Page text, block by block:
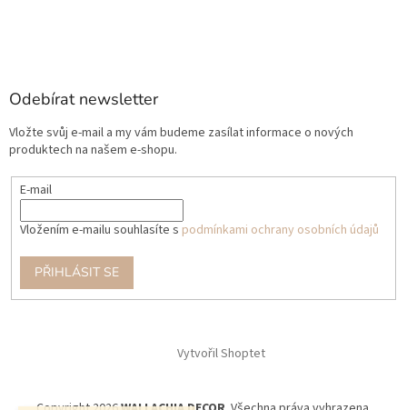
Odebírat newsletter
Vložte svůj e-mail a my vám budeme zasílat informace o nových
produktech na našem e-shopu.
E-mail
Vložením e-mailu souhlasíte s podmínkami ochrany osobních údajů
PŘIHLÁSIT SE
Vytvořil Shoptet